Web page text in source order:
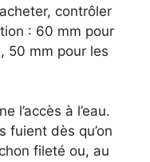
contrôler
: 60 mm pour
50 mm pour les
l’accès à l’eau.
fuient dès qu’on
fileté ou, au